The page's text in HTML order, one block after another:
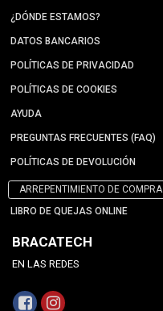
¿DÓNDE ESTAMOS?
DATOS BANCARIOS
POLÍTICAS DE PRIVACIDAD
POLÍTICAS DE COOKIES
AYUDA
PREGUNTAS FRECUENTES (FAQ)
POLÍTICAS DE DEVOLUCIÓN
ARREPENTIMIENTO DE COMPRA
LIBRO DE QUEJAS ONLINE
BRACATECH
EN LAS REDES